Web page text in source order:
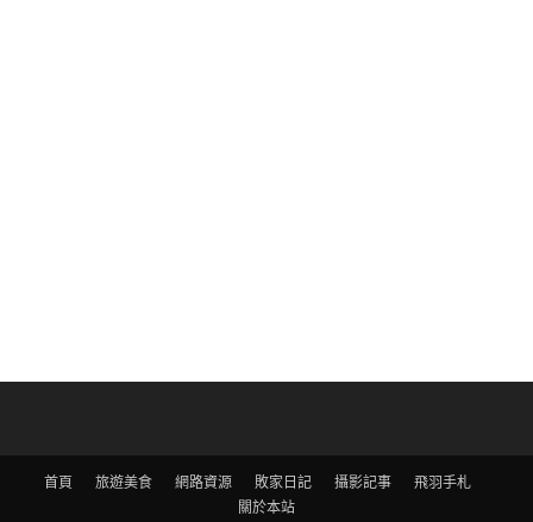
首頁 旅遊美食 網路資源 敗家日記 攝影記事
飛羽手札
關於本站